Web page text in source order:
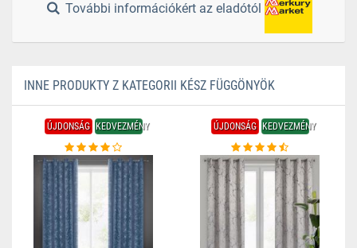
További információkért az eladótól
INNE PRODUKTY Z KATEGORII KÉSZ FÜGGÖNYÖK
ÚJDONSÁG KEDVEZMÉNY ÚJDONSÁG KEDVEZMÉNY